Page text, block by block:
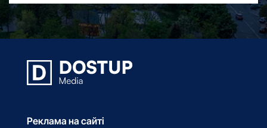
Реклама на сайті